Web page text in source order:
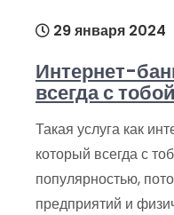
29 января 2024
Интернет-
всегда с тобой
Такая услуга как
который всегда с
популярностью,
предприятий и